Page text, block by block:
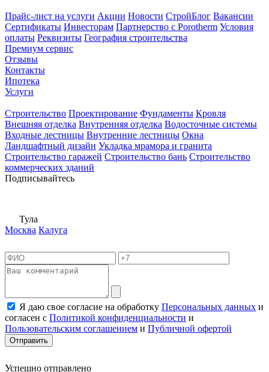
Прайс-лист на услуги Акции Новости СтройБлог Вакансии
Сертификаты Инвесторам Партнерство с Porotherm Условия
оплаты Реквизиты География строительства
Премиум сервис
Отзывы
Контакты
Ипотека
Услуги
Строительство Проектирование Фундаменты Кровля
Внешняя отделка Внутренняя отделка Водосточные системы
Входные лестницы Внутренние лестницы Окна
Ландшафтный дизайн Укладка мрамора и гранита
Строительство гаражей Строительство бань Строительство
коммерческих зданий
Подписывайтесь
Тула
Москва Калуга
Я даю свое согласие на обработку Персональных данных и
согласен с Политикой конфиденциальности и
Пользовательским соглашением и Публичной офертой
Отправить
Успешно отправлено